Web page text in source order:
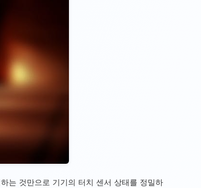
는 것만으로 기기의 터치 센서 상태를 정밀하